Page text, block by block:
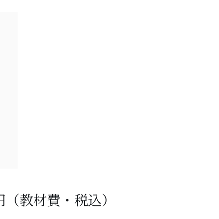
教材費・税込）